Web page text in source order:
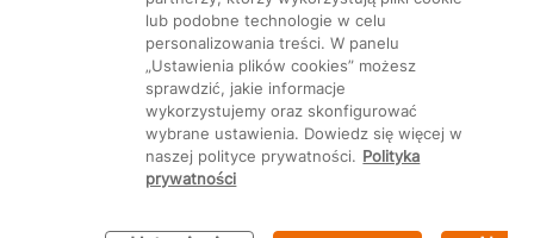
Ustawienia plików cookie
lub podobne technologie w celu
personalizowania treści. W panelu
„Ustawienia plików cookies” możesz
sprawdzić, jakie informacje
wykorzystujemy oraz skonfigurować
wybrane ustawienia. Dowiedz się więcej w
naszej polityce prywatności. Polityka
prywatności